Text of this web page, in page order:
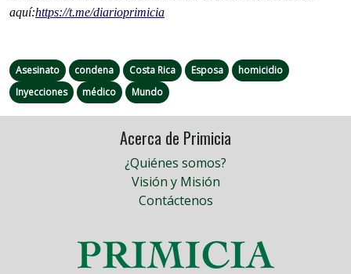
aquí:https://t.me/diarioprimicia
Asesinato condena Costa Rica Esposa
homicidio
Inyecciones
médico Mundo
Acerca de Primicia
¿Quiénes somos?
Visión y Misión
Contáctenos